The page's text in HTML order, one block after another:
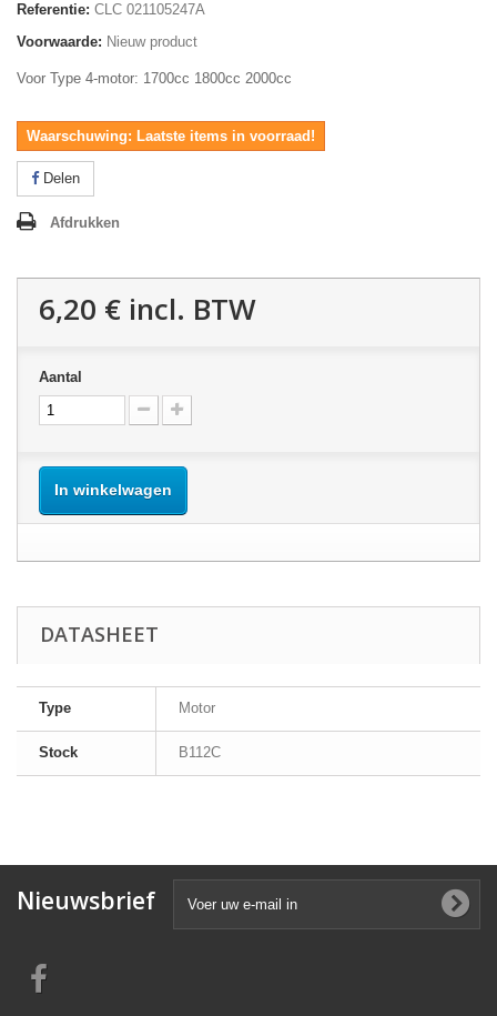
Referentie: CLC 021105247A
Voorwaarde: Nieuw product
Voor Type 4-motor: 1700cc 1800cc 2000cc
Waarschuwing: Laatste items in voorraad!
Delen
Afdrukken
6,20 € incl. BTW
Aantal
In winkelwagen
DATASHEET
Type Motor
Stock B112C
Nieuwsbrief